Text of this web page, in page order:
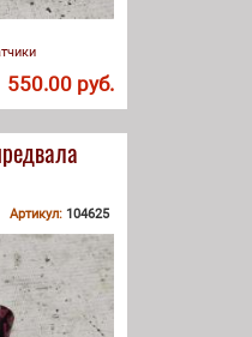
550.00 руб.
Артикул: 104625